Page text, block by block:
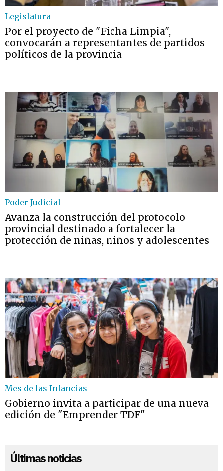
Legislatura
Por el proyecto de "Ficha Limpia",
convocarán a representantes de partidos
políticos de la provincia
Poder Judicial
Avanza la construcción del protocolo
provincial destinado a fortalecer la
protección de niñas, niños y adolescentes
Mes de las Infancias
Gobierno invita a participar de una nueva
edición de "Emprender TDF"
Últimas noticias